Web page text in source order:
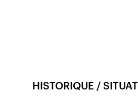
HISTORIQUE /